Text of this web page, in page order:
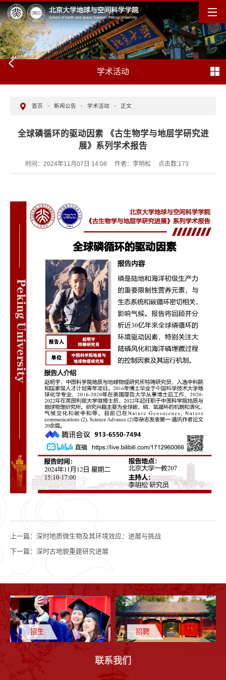
学术活动
首页 - 新闻公告 - 学术活动 - 正文
全球磷循环的驱动因素 《古生物学与地层学研究进
展》系列学术报告
时间：2024年11月07日 14:08 作者：李明松 点击数:173
上一篇： 深时地质微生物及其环境效应：进展与挑战
下一篇： 深时古地貌重建研究进展
招生 招聘
联系我们